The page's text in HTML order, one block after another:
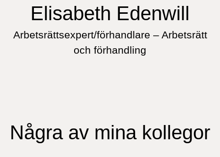
Elisabeth Edenwill
Arbetsrättsexpert/förhandlare – Arbetsrätt
och förhandling
Några av mina kollegor